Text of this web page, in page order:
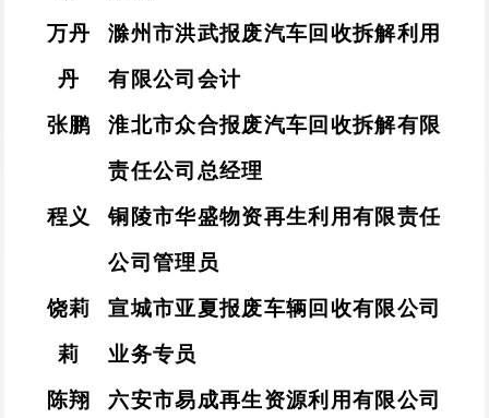
万丹
丹
滁州市洪武报废汽车回收拆解利用
有限公司会计
张鹏
淮北市众合报废汽车回收拆解有限
责任公司总经理
程义
铜陵市华盛物资再生利用有限责任
公司管理员
饶莉
莉
宣城市亚夏报废车辆回收有限公司
业务专员
陈翔
六安市易成再生资源利用有限公司